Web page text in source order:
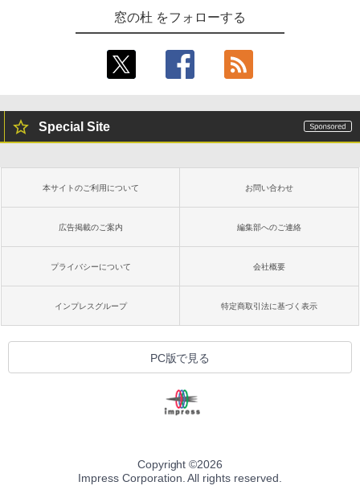
窓の杜 をフォローする
Special Site
本サイトのご利用について お問い合わせ
広告掲載のご案内 編集部へのご連絡
プライバシーについて 会社概要
インプレスグループ 特定商取引法に基づく表示
PC版で見る
Copyright ©2026
Impress Corporation. All rights reserved.